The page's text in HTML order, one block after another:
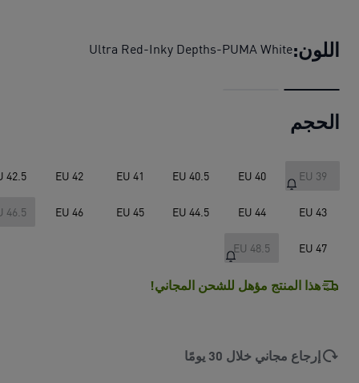
اللون:Ultra Red-Inky Depths-PUMA White
الحجم
EU 39
EU 40
EU 40.5
EU 41
EU 42
42.5
EU 43
EU 44
EU 44.5
EU 45
EU 46
46.5
EU 47
EU 48.5
هذا المنتج مؤهل للشحن المجاني!
إرجاع مجاني خلال 30 يومًا